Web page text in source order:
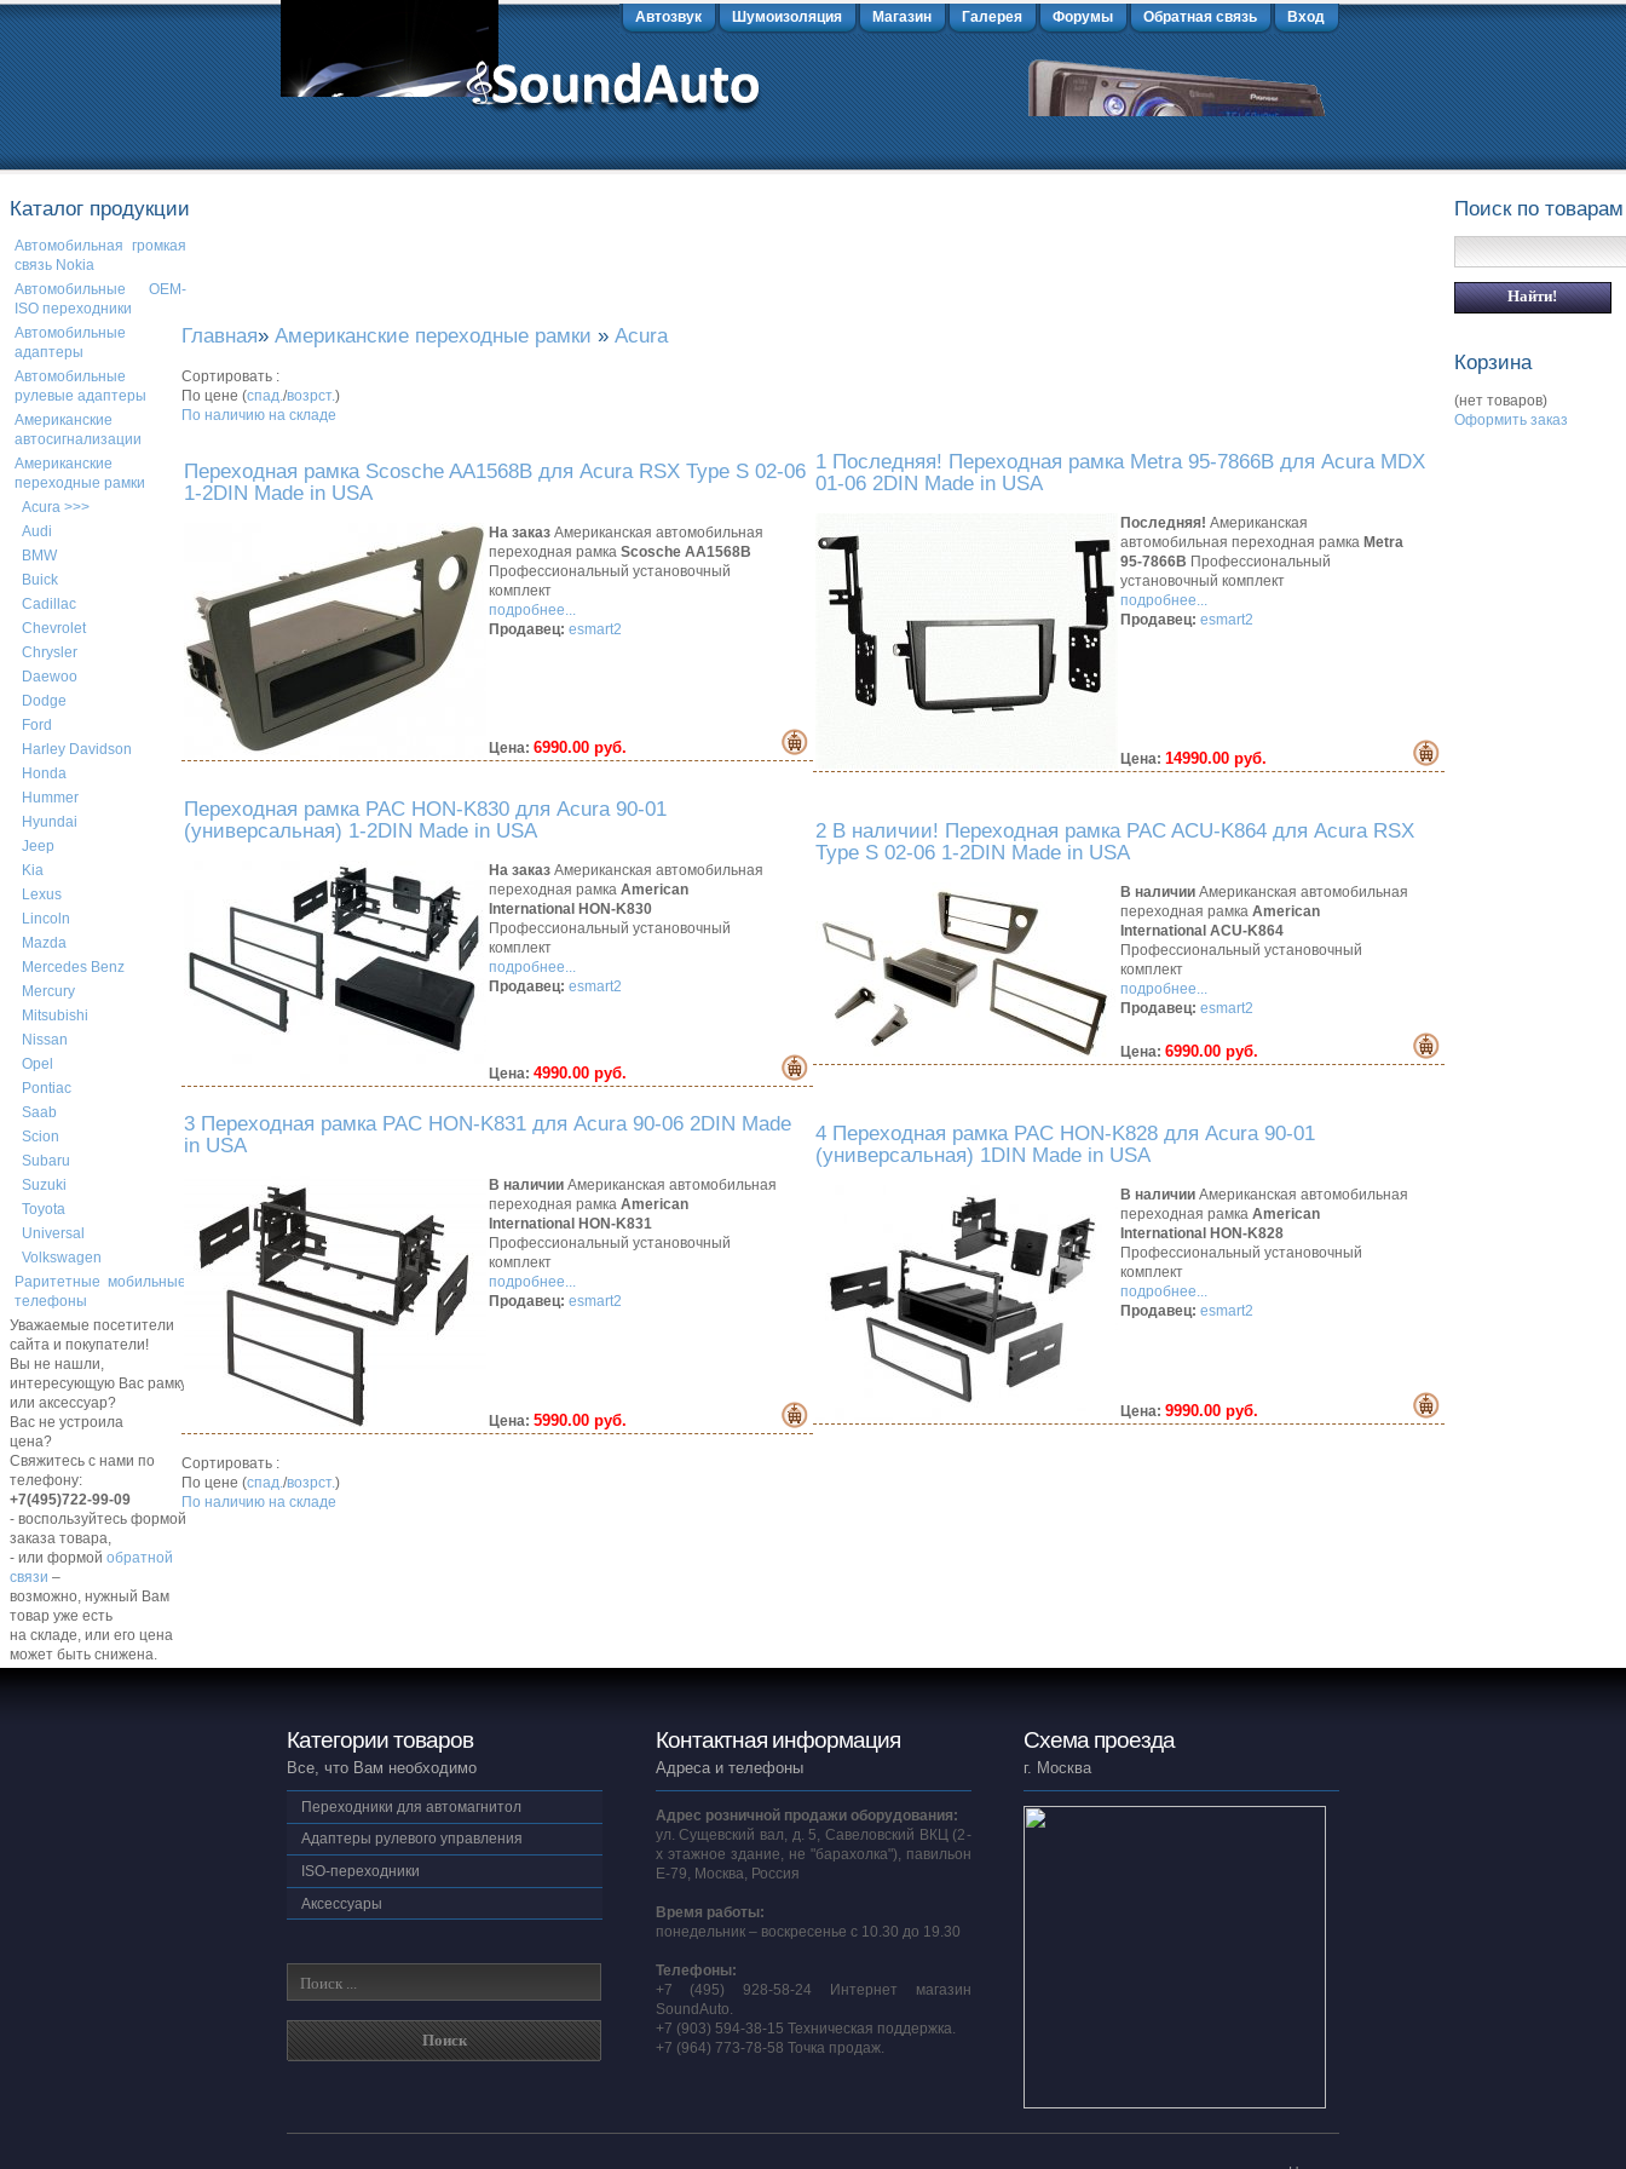
Автозвук Шумоизоляция Магазин Галерея Форумы Обратная связь Вход
Каталог продукции
Автомобильная громкая
связь Nokia
Автомобильные OEM-
ISO переходники
Автомобильные
адаптеры
Автомобильные
рулевые адаптеры
Американские
автосигнализации
Американские
переходные рамки
Acura >>>
Audi
BMW
Buick
Cadillac
Chevrolet
Chrysler
Daewoo
Dodge
Ford
Harley Davidson
Honda
Hummer
Hyundai
Jeep
Kia
Lexus
Lincoln
Mazda
Mercedes Benz
Mercury
Mitsubishi
Nissan
Opel
Pontiac
Saab
Scion
Subaru
Suzuki
Toyota
Universal
Volkswagen
Раритетные мобильные
телефоны
Уважаемые посетители
сайта и покупатели!
Вы не нашли,
интересующую Вас рамку,
или аксессуар?
Вас не устроила
цена?
Свяжитесь с нами по
телефону:
+7(495)722-99-09
- воспользуйтесь формой
заказа товара,
- или формой обратной
связи –
возможно, нужный Вам
товар уже есть
на складе, или его цена
может быть снижена.
Главная» Американские переходные рамки » Acura
Сортировать :
По цене (спад./возрст.)
По наличию на складе
Переходная рамка Scosche AA1568B для Acura RSX Type S 02-06
1-2DIN Made in USA
На заказ Американская автомобильная
переходная рамка Scosche AA1568B
Профессиональный установочный
комплект
подробнее...
Продавец: esmart2
Цена: 6990.00 руб.
1 Последняя! Переходная рамка Metra 95-7866B для Acura MDX
01-06 2DIN Made in USA
Последняя! Американская
автомобильная переходная рамка Metra
95-7866B Профессиональный
установочный комплект
подробнее...
Продавец: esmart2
Цена: 14990.00 руб.
Переходная рамка PAC HON-K830 для Acura 90-01
(универсальная) 1-2DIN Made in USA
На заказ Американская автомобильная
переходная рамка American
International HON-K830
Профессиональный установочный
комплект
подробнее...
Продавец: esmart2
Цена: 4990.00 руб.
2 В наличии! Переходная рамка PAC ACU-K864 для Acura RSX
Type S 02-06 1-2DIN Made in USA
В наличии Американская автомобильная
переходная рамка American
International ACU-K864
Профессиональный установочный
комплект
подробнее...
Продавец: esmart2
Цена: 6990.00 руб.
3 Переходная рамка PAC HON-K831 для Acura 90-06 2DIN Made
in USA
В наличии Американская автомобильная
переходная рамка American
International HON-K831
Профессиональный установочный
комплект
подробнее...
Продавец: esmart2
Цена: 5990.00 руб.
4 Переходная рамка PAC HON-K828 для Acura 90-01
(универсальная) 1DIN Made in USA
В наличии Американская автомобильная
переходная рамка American
International HON-K828
Профессиональный установочный
комплект
подробнее...
Продавец: esmart2
Цена: 9990.00 руб.
Сортировать :
По цене (спад./возрст.)
По наличию на складе
Поиск по товарам
Корзина
(нет товаров)
Оформить заказ
Категории товаров
Все, что Вам необходимо
Переходники для автомагнитол
Адаптеры рулевого управления
ISO-переходники
Аксессуары
Контактная информация
Адреса и телефоны
Адрес розничной продажи оборудования:
ул. Сущевский вал, д. 5, Савеловский ВКЦ (2-
х этажное здание, не "барахолка"), павильон
E-79, Москва, Россия
Время работы:
понедельник – воскресенье с 10.30 до 19.30
Телефоны:
+7 (495) 928-58-24 Интернет магазин
SoundAuto.
+7 (903) 594-38-15 Техническая поддержка.
+7 (964) 773-78-58 Точка продаж.
Схема проезда
г. Москва